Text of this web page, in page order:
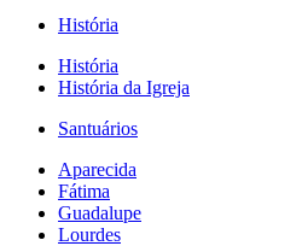
História
História
História da Igreja
Santuários
Aparecida
Fátima
Guadalupe
Lourdes